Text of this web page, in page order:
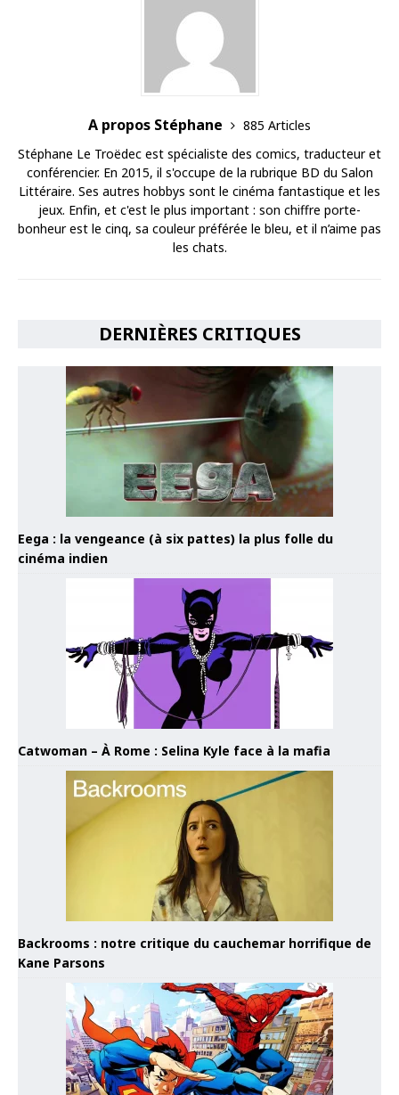
A propos Stéphane
885 Articles
Stéphane Le Troëdec est spécialiste des comics, traducteur et
conférencier. En 2015, il s'occupe de la rubrique BD du Salon
Littéraire. Ses autres hobbys sont le cinéma fantastique et les
jeux. Enfin, et c'est le plus important : son chiffre porte-
bonheur est le cinq, sa couleur préférée le bleu, et il n’aime pas
les chats.
DERNIÈRES CRITIQUES
Eega : la vengeance (à six pattes) la plus folle du
cinéma indien
Catwoman – À Rome : Selina Kyle face à la mafia
Backrooms : notre critique du cauchemar horrifique de
Kane Parsons